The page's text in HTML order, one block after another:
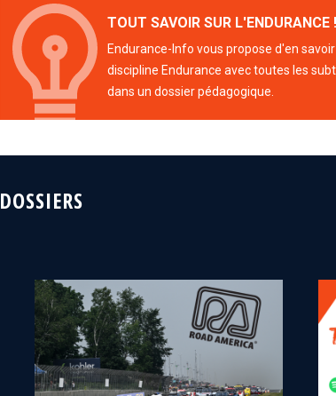
TOUT SAVOIR SUR L'ENDURANCE !
Endurance-Info vous propose d'en
discipline Endurance avec toutes les
dans un dossier pédagogique.
DOSSIERS